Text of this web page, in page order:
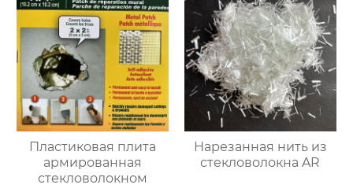
Пластиковая плита
армированная
стекловолокном
Нарезанная нить из
стекловолокна AR